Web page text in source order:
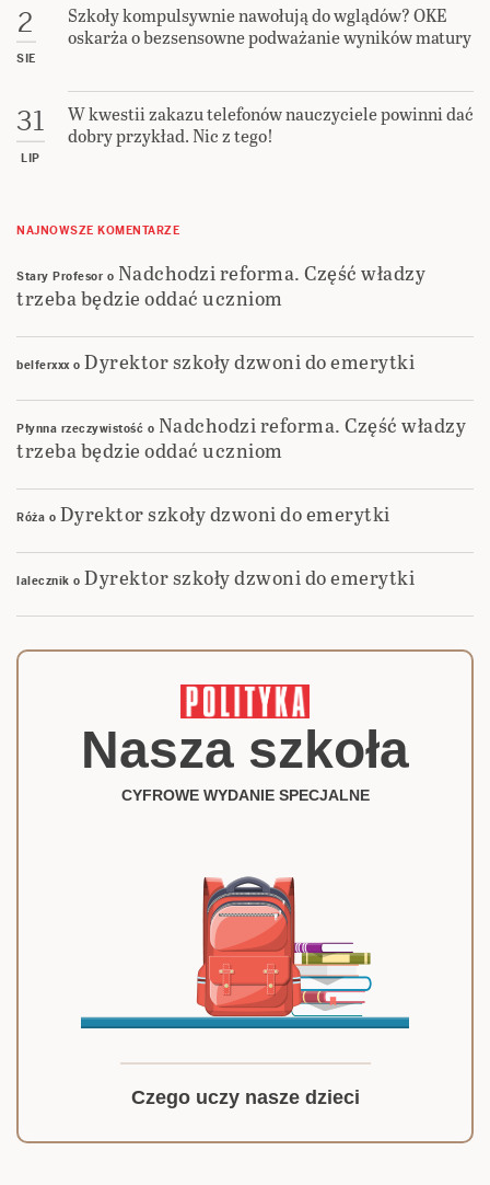
2
SIE
Szkoły kompulsywnie nawołują do wglądów? OKE
oskarża o bezsensowne podważanie wyników matury
31
LIP
W kwestii zakazu telefonów nauczyciele powinni dać
dobry przykład. Nic z tego!
NAJNOWSZE KOMENTARZE
Stary Profesor o Nadchodzi reforma. Część władzy
trzeba będzie oddać uczniom
belferxxxo Dyrektor szkoły dzwoni do emerytki
Płynna rzeczywistość o Nadchodzi reforma. Część władzy
trzeba będzie oddać uczniom
Róża o Dyrektor szkoły dzwoni do emerytki
lalecznik o Dyrektor szkoły dzwoni do emerytki
Nasza szkoła
CYFROWE WYDANIE SPECJALNE
Czego uczy nasze dzieci